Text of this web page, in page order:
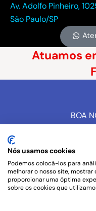
Av. Adolfo Pinheiro,
São Paulo/SP
Atuamos
BOA
Nós usamos cookies
Podemos colocá-los para
melhorar o nosso site,
proporcionar uma óptima
sobre os cookies que